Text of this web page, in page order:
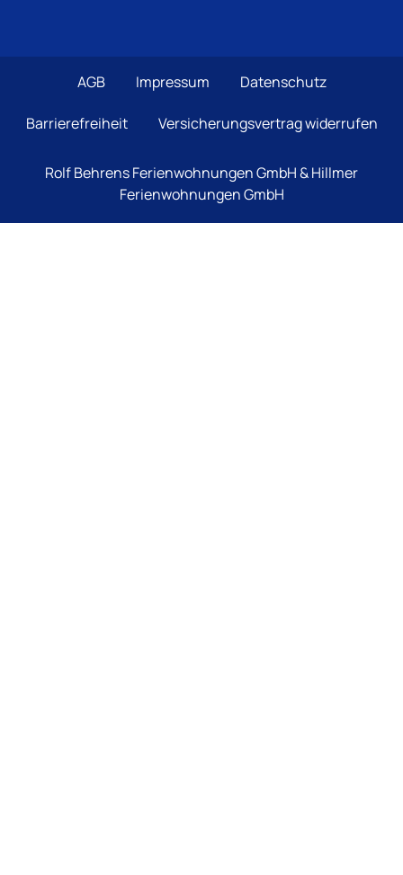
AGB Impressum Datenschutz
Barrierefreiheit Versicherungsvertrag widerrufen
Rolf Behrens Ferienwohnungen GmbH & Hillmer
Ferienwohnungen GmbH